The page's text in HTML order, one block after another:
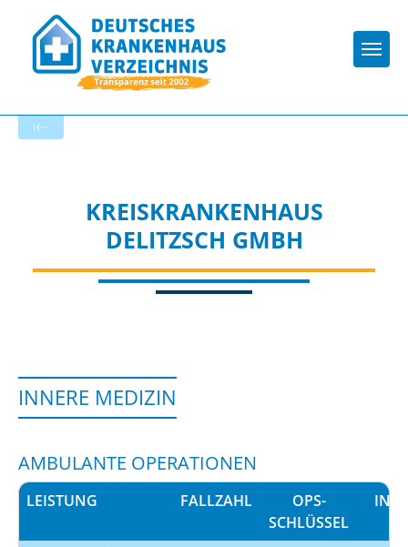
KREISKRANKENHAUS
DELITZSCH GMBH
INNERE MEDIZIN
AMBULANTE OPERATIONEN
LEISTUNG FALLZAHL
OPS-
SCHLÜSSEL